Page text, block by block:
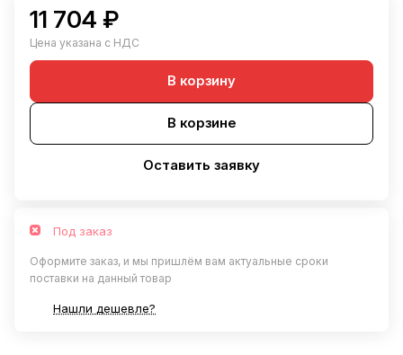
11 704 ₽
Цена указана с НДС
В корзину
В корзине
Оставить заявку
Под заказ
Оформите заказ, и мы пришлём вам актуальные сроки
поставки на данный товар
Нашли дешевле?